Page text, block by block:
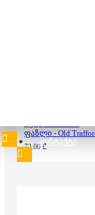
ᲙᲝᲜᲢᲐᲥᲢᲘ
ფაზლი - Old
72.00 ₾